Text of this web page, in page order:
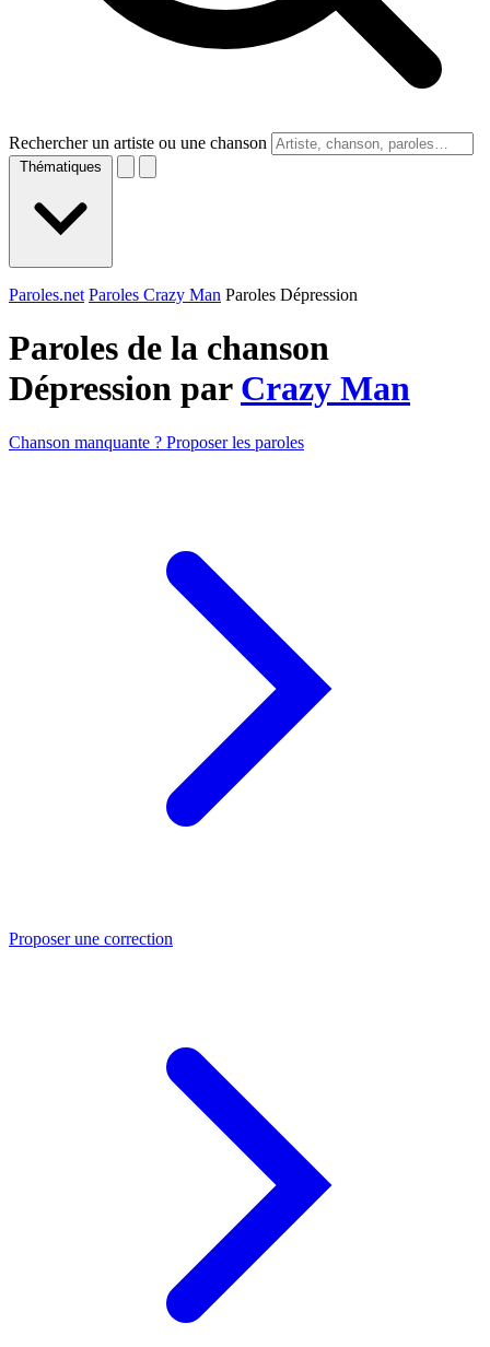
Rechercher un artiste ou une chanson
Thématiques
Paroles.net Paroles Crazy Man Paroles Dépression
Paroles de la chanson
Dépression par Crazy Man
Chanson manquante ? Proposer les paroles
Proposer une correction